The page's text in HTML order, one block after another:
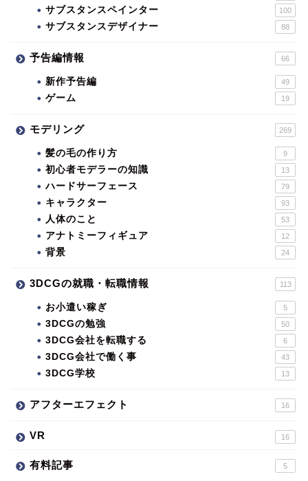
サブスタンスペインター 100
サブスタンスデザイナー 88
予告編情報 66
新作予告編 49
ゲーム 19
モデリング 269
髪の毛の作り方 9
初心者モデラーの知識 13
ハードサーフェース 79
キャラクター 93
人体のこと 53
アナトミーフィギュア 12
背景 24
3DCGの就職・転職情報 113
お小遣い稼ぎ 5
3DCGの勉強 50
3DCG会社を転職する 6
3DCG会社で働く事 43
3DCG学校 13
アフターエフェクト 16
VR 16
有料記事 5